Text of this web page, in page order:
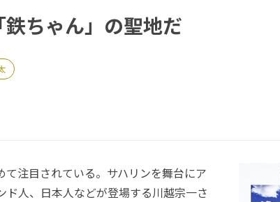
ちゃん」の聖地だ
注目されている。サハリンを舞台にア
ド人、日本人などが登場する川越宗一さ